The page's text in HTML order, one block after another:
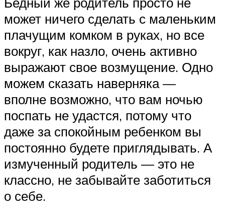
может ничего сделать с маленьким
плачущим комком в руках, но все
вокруг, как назло, очень активно
выражают свое возмущение. Одно
можем сказать наверняка —
вполне возможно, что вам ночью
поспать не удастся, потому что
даже за спокойным ребенком вы
постоянно будете приглядывать. А
измученный родитель — это не
классно, не забывайте заботиться
о себе.